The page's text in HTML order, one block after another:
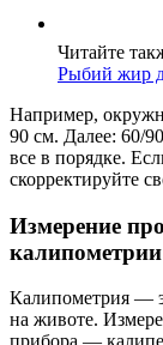
Читайте
Рыбий жир
Например,
90 см. Далее: 60/
все в порядке.
скорректируйте
Измерение
калипометрии
Калипометрия —
на животе.